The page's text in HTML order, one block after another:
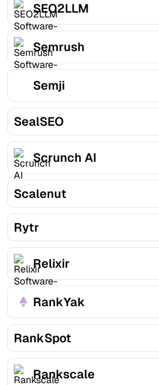
SEO2LLM
Semrush
Semji
SealSEO
Scrunch AI
Scalenut
Rytr
Relixir
RankYak
RankSpot
Rankscale